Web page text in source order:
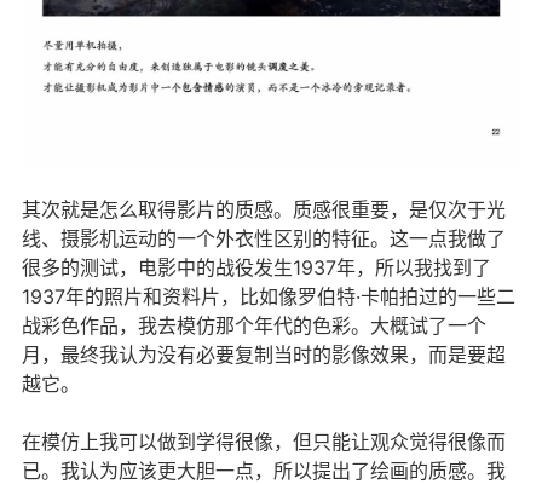
其次就是怎么取得影片的质感。质感很重要，是仅次于光
线、摄影机运动的一个外衣性区别的特征。这一点我做了
很多的测试，电影中的战役发生1937年，所以我找到了
1937年的照片和资料片，比如像罗伯特·卡帕拍过的一些二
战彩色作品，我去模仿那个年代的色彩。大概试了一个
月，最终我认为没有必要复制当时的影像效果，而是要超
越它。
在模仿上我可以做到学得很像，但只能让观众觉得很像而
已。我认为应该更大胆一点，所以提出了绘画的质感。我